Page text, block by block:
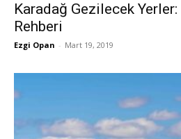
Karadağ Gezilecek
Rehberi
Ezgi Opan - Mart 19, 2019